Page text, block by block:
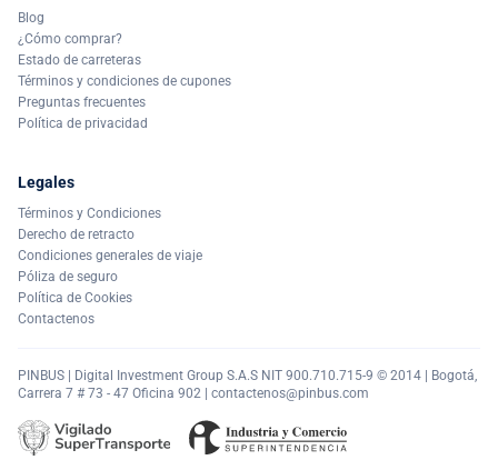
Blog
¿Cómo comprar?
Estado de carreteras
Términos y condiciones de cupones
Preguntas frecuentes
Política de privacidad
Legales
Términos y Condiciones
Derecho de retracto
Condiciones generales de viaje
Póliza de seguro
Política de Cookies
Contactenos
PINBUS | Digital Investment Group S.A.S NIT 900.710.715-9 © 2014 | Bogotá,
Carrera 7 # 73 - 47 Oficina 902 | contactenos@pinbus.com